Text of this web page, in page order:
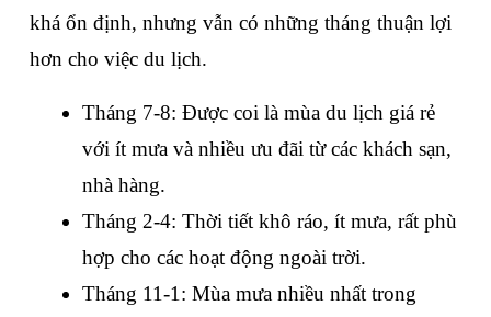
khá ổn định, nhưng vẫn có những tháng thuận lợi
hơn cho việc du lịch.
Tháng 7-8: Được coi là mùa du lịch giá rẻ
với ít mưa và nhiều ưu đãi từ các khách sạn,
nhà hàng.
Tháng 2-4: Thời tiết khô ráo, ít mưa, rất phù
hợp cho các hoạt động ngoài trời.
Tháng 11-1: Mùa mưa nhiều nhất trong